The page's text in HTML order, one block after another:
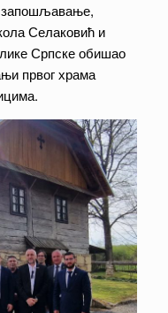
запошљавање,
Селаковић и
Српске обишао
првог храма